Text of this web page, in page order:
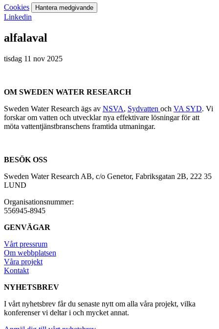
Cookies Hantera medgivande
Linkedin
alfalaval
tisdag 11 nov 2025
OM SWEDEN WATER RESEARCH
Sweden Water Research ägs av NSVA, Sydvatten och VA SYD. Vi
forskar om vatten och utvecklar nya effektivare lösningar för att
möta vattentjänstbranschens framtida utmaningar.
BESÖK OSS
Sweden Water Research AB, c/o Genetor, Fabriksgatan 2B, 222 35
LUND
Organisationsnummer:
556945-8945
GENVÄGAR
Vårt pressrum
Om webbplatsen
Våra projekt
Kontakt
NYHETSBREV
I vårt nyhetsbrev får du senaste nytt om alla våra projekt, vilka
konferenser vi deltar i och mycket annat.